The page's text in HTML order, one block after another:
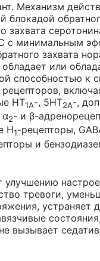
Механизм
блокадой
захвата
с минимальным
захвата
или
способностью к
HT1A-, 5HT2A-,
α2- и β-
H1-рецепторы,
и
улучшению
тревоги,
устраняет
состояния,
вызывает